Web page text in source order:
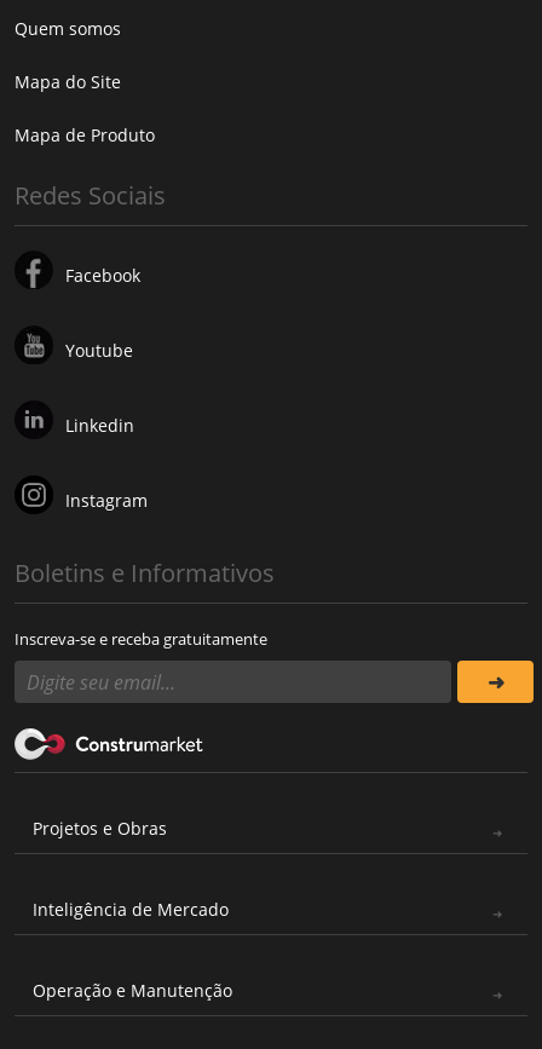
Quem somos
Mapa do Site
Mapa de Produto
Redes Sociais
Facebook
Youtube
Linkedin
Instagram
Boletins e Informativos
Inscreva-se e receba gratuitamente
Projetos e Obras
Inteligência de Mercado
Operação e Manutenção